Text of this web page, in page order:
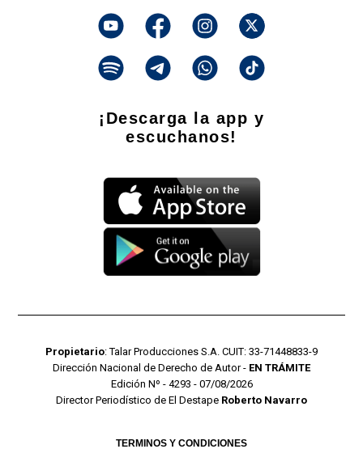
¡Descarga la app y
escuchanos!
Propietario: Talar Producciones S.A. CUIT: 33-71448833-9
Dirección Nacional de Derecho de Autor - EN TRÁMITE
Edición Nº - 4293 - 07/08/2026
Director Periodístico de El Destape Roberto Navarro
TERMINOS Y CONDICIONES